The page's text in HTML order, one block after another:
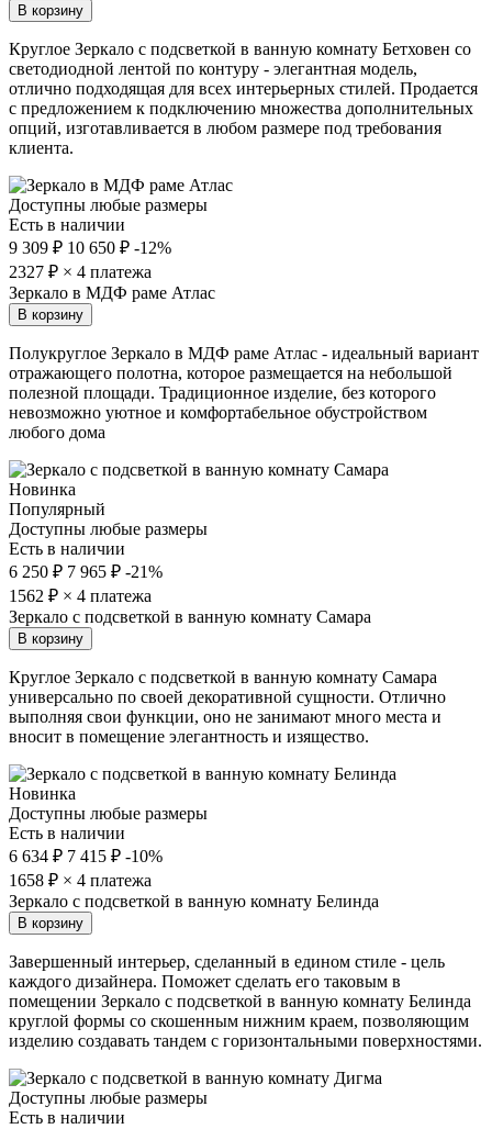
В корзину
Круглое Зеркало с подсветкой в ванную комнату Бетховен со
светодиодной лентой по контуру - элегантная модель,
отлично подходящая для всех интерьерных стилей. Продается
с предложением к подключению множества дополнительных
опций, изготавливается в любом размере под требования
клиента.
Доступны любые размеры
Есть в наличии
9 309 ₽ 10 650 ₽ -12%
2327 ₽ × 4 платежа
Зеркало в МДФ раме Атлас
В корзину
Полукруглое Зеркало в МДФ раме Атлас - идеальный вариант
отражающего полотна, которое размещается на небольшой
полезной площади. Традиционное изделие, без которого
невозможно уютное и комфортабельное обустройством
любого дома
Новинка
Популярный
Доступны любые размеры
Есть в наличии
6 250 ₽ 7 965 ₽ -21%
1562 ₽ × 4 платежа
Зеркало с подсветкой в ванную комнату Самара
В корзину
Круглое Зеркало с подсветкой в ванную комнату Самара
универсально по своей декоративной сущности. Отлично
выполняя свои функции, оно не занимают много места и
вносит в помещение элегантность и изящество.
Новинка
Доступны любые размеры
Есть в наличии
6 634 ₽ 7 415 ₽ -10%
1658 ₽ × 4 платежа
Зеркало с подсветкой в ванную комнату Белинда
В корзину
Завершенный интерьер, сделанный в едином стиле - цель
каждого дизайнера. Поможет сделать его таковым в
помещении Зеркало с подсветкой в ванную комнату Белинда
круглой формы со скошенным нижним краем, позволяющим
изделию создавать тандем с горизонтальными поверхностями.
Доступны любые размеры
Есть в наличии